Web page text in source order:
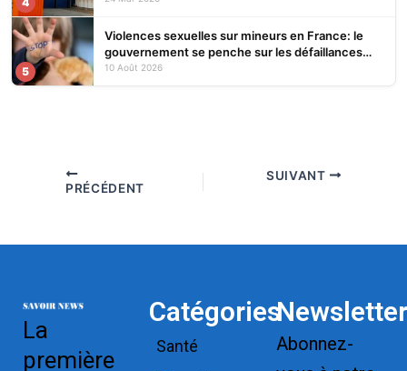
5
Violences sexuelles sur mineurs en France: le
gouvernement se penche sur les défaillances
des enquêtes
10 Août 2026
PRÉCÉDENT
SUIVANT
La
première
Catégories
Santé
Newsletter
Abonnez-